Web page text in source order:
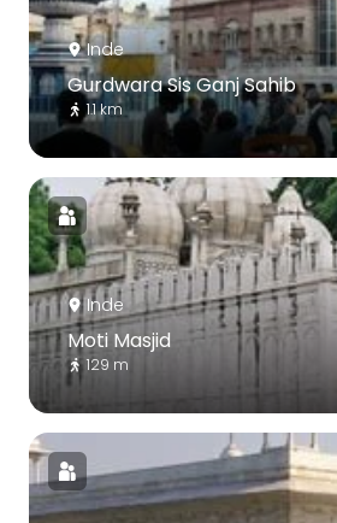
Inde
Gurdwara Sis Ganj Sahib
1.1 km
Inde
Moti Masjid
129 m